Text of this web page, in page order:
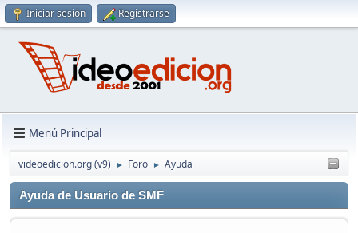
Iniciar sesión Registrarse
Menú Principal
videoedicion.org (v9) ► Foro ► Ayuda
Ayuda de Usuario de SMF